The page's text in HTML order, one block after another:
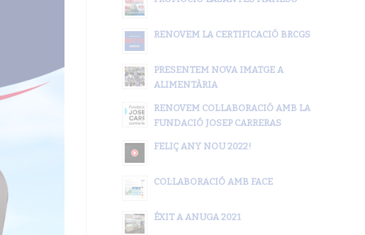
RENOVEM LA CERTIFICACIÓ BRCGS
PRESENTEM NOVA IMATGE A
ALIMENTÀRIA
RENOVEM COL·LABORACIÓ AMB LA
FUNDACIÓ JOSEP CARRERAS
FELIÇ ANY NOU 2022!
COL·LABORACIÓ AMB FACE
ÉXIT A ANUGA 2021